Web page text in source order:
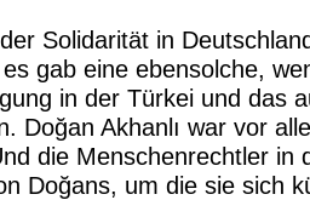
Solidarität in
gab eine ebensolche,
in der Türkei und das
Doğan Akhanlı war vor
die Menschenrechtler in
Doğans, um die sie sich